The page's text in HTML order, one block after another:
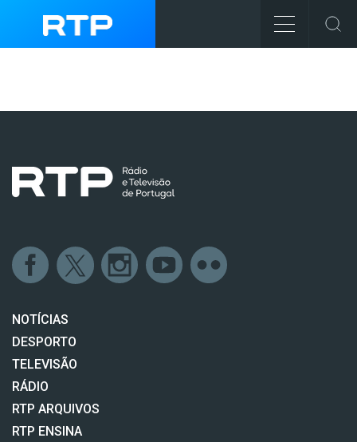
NOTÍCIAS
DESPORTO
TELEVISÃO
RÁDIO
RTP ARQUIVOS
RTP ENSINA